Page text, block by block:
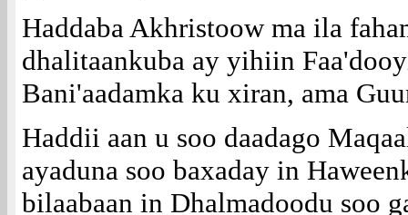
Haddaba Akhristoow ma ila
dhalitaankuba ay yihiin
Bani'aadamka ku xiran, ama
Haddii aan u soo daadago
ayaduna soo baxaday in
bilaabaan in Dhalmadoodu soo